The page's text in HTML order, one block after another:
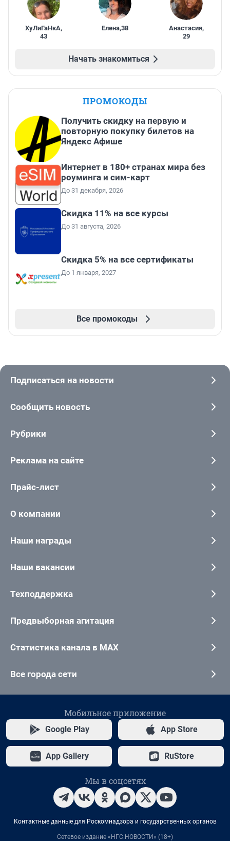
ХуЛиГаНкА,
43
Елена,38 Анастасия,
29
Начать знакомиться
ПРОМОКОДЫ
Получить скидку на первую и
повторную покупку билетов на
Яндекс Афише
Интернет в 180+ странах мира без
роуминга и сим-карт
До 31 декабря, 2026
Скидка 11% на все курсы
До 31 августа, 2026
Скидка 5% на все сертификаты
До 1 января, 2027
Все промокоды
Подписаться на новости
Сообщить новость
Рубрики
Реклама на сайте
Прайс-лист
О компании
Наши награды
Наши вакансии
Техподдержка
Предвыборная агитация
Статистика канала в MAX
Все города сети
Мобильное приложение
Google Play App Store
App Gallery RuStore
Мы в соцсетях
Контактные данные для Роскомнадзора и государственных органов
Сетевое издание «НГС.НОВОСТИ» (18+)